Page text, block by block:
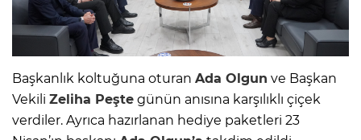
Başkanlık koltuğuna oturan Ada Olgun ve Başkan
Vekili Zeliha Peşte günün anısına karşılıklı çiçek
verdiler. Ayrıca hazırlanan hediye paketleri 23